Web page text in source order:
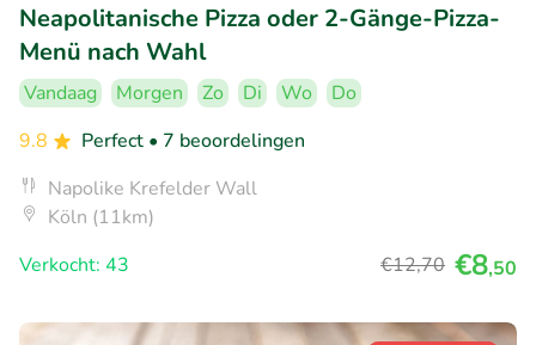
Neapolitanische Pizza oder 2-Gänge-Pizza-
Menü nach Wahl
Vandaag Morgen Zo Di Wo
Do
9.8
Perfect • 7 beoordelingen
Napolike Krefelder Wall
Köln (11km)
Verkocht: 43
€12,70 €8,50